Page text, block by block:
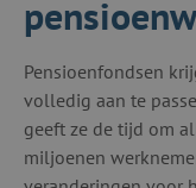
Pensioenfondsen
volledig aan te
geeft ze de tijd om
miljoenen